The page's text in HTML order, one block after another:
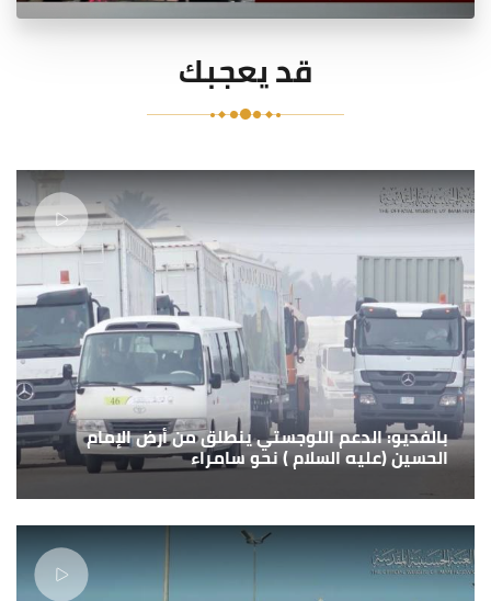
قد يعجبك
بالفديو: الدعم اللوجستي ينطلق من أرض الإمام
الحسين (عليه السلام ) نحو سامراء